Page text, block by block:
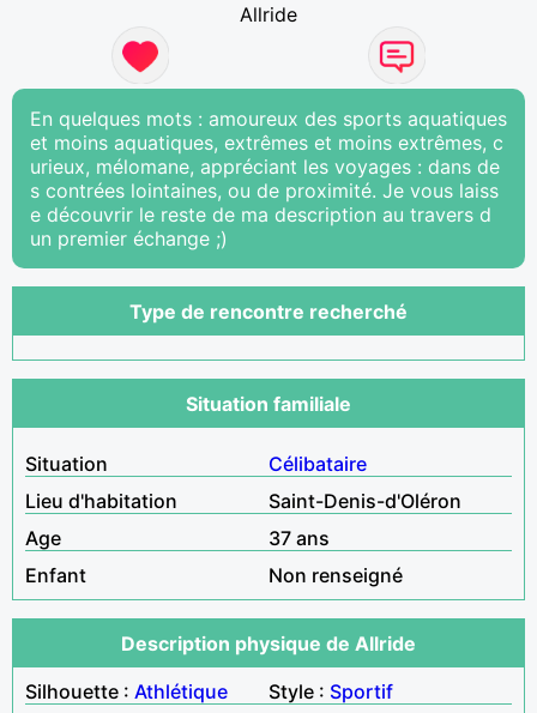
Allride
En quelques mots : amoureux des sports aquatiques
et moins aquatiques, extrêmes et moins extrêmes, c
urieux, mélomane, appréciant les voyages : dans de
s contrées lointaines, ou de proximité. Je vous laiss
e découvrir le reste de ma description au travers d
un premier échange ;)
Type de rencontre recherché
Situation familiale
Situation
Célibataire
Lieu d'habitation
Saint-Denis-d'Oléron
Age
37 ans
Enfant
Non renseigné
Description physique de Allride
Silhouette : Athlétique Style : Sportif